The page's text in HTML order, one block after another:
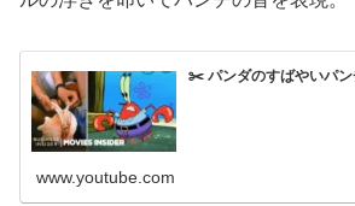
✂️ パンダのすばやいパン
www.youtube.com